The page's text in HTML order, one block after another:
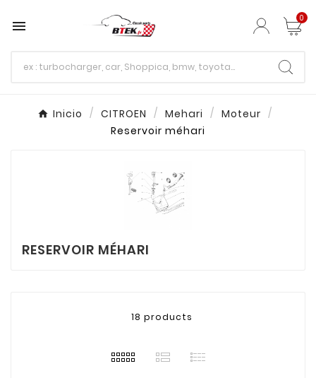
 0
Inicio CITROEN Mehari
Moteur
Reservoir méhari
RESERVOIR MÉHARI
18 products